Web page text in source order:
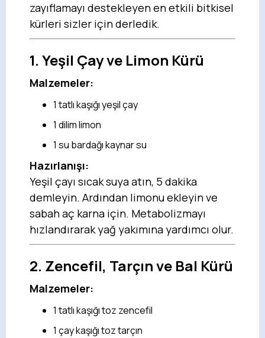
zayıflamayı destekleyen en etkili bitkisel
kürleri sizler için derledik.
1. Yeşil Çay ve Limon Kürü
Malzemeler:
1 tatlı kaşığı yeşil çay
1 dilim limon
1 su bardağı kaynar su
Hazırlanışı:
Yeşil çayı sıcak suya atın, 5 dakika
demleyin. Ardından limonu ekleyin ve
sabah aç karna için. Metabolizmayı
hızlandırarak yağ yakımına yardımcı olur.
2. Zencefil, Tarçın ve Bal Kürü
Malzemeler:
1 tatlı kaşığı toz zencefil
1 çay kaşığı toz tarçın